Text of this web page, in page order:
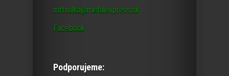
mrtvolka@metalexpress.sk
Facebook
Podporujeme: